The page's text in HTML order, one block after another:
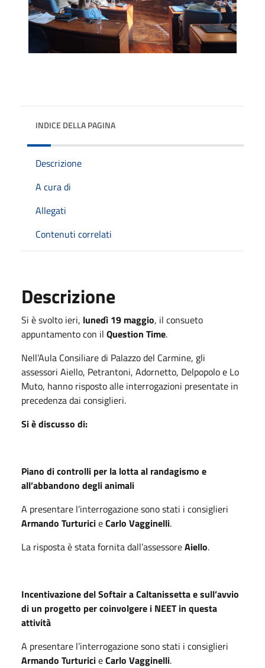
INDICE DELLA PAGINA
Descrizione
A cura di
Allegati
Contenuti correlati
Descrizione
Si è svolto ieri, lunedì 19 maggio, il consueto
appuntamento con il Question Time.
Nell’Aula Consiliare di Palazzo del Carmine, gli
assessori Aiello, Petrantoni, Adornetto, Delpopolo e Lo
Muto, hanno risposto alle interrogazioni presentate in
precedenza dai consiglieri.
Si è discusso di:
Piano di controlli per la lotta al randagismo e
all’abbandono degli animali
A presentare l’interrogazione sono stati i consiglieri
Armando TurturicieCarlo Vagginelli.
La risposta è stata fornita dall’assessoreAiello.
Incentivazione del Softair a Caltanissetta e sull’avvio
di un progetto per coinvolgere i NEET in questa
attività
A presentare l’interrogazione sono stati i consiglieri
Armando TurturicieCarlo Vagginelli.